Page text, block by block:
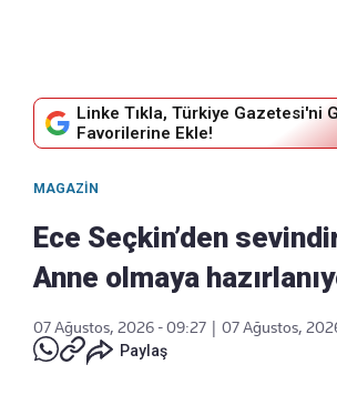
Linke Tıkla, Türkiye Gazetesi'ni
Favorilerine Ekle!
MAGAZIN
Ece Seçkin’den
Anne olmaya
07 Ağustos, 2026 - 09:27
07 Ağustos,
Paylaş